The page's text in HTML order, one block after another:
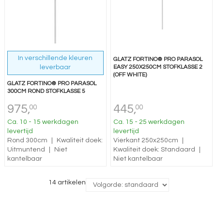
In verschillende kleuren
leverbaar
GLATZ FORTINO® PRO PARASOL
300CM ROND STOFKLASSE 5
975,00
Ca. 10 - 15 werkdagen
levertijd
Rond 300cm
Kwaliteit doek:
Uitmuntend
Niet
kantelbaar
GLATZ FORTINO® PRO PARASOL
EASY 250X250CM STOFKLASSE 2
(OFF WHITE)
445,00
Ca. 15 - 25 werkdagen
levertijd
Vierkant 250x250cm
Kwaliteit doek: Standaard
Niet kantelbaar
14 artikelen